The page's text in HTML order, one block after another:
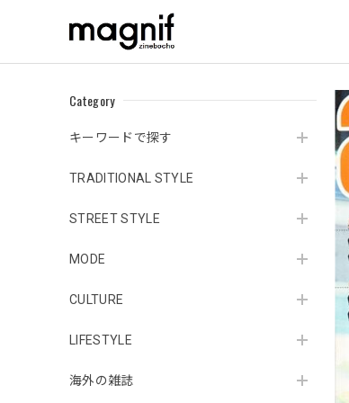
Category
キーワードで探す
TRADITIONAL STYLE
STREET STYLE
MODE
CULTURE
LIFESTYLE
海外の雑誌